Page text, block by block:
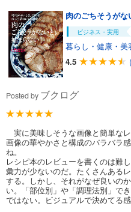
肉のごちそうがな
ビジネス・実用
暮らし・健康・美
4.5
Posted by ブクログ
実に美味しそうな画像と簡単なレ
画像の華やかさと構成のバラバラ
ね。
レシピ本のレビューを書くのは難
彙力が少ないのだ。たくさんある
する。しかし、それがなぜ良いの
い。「部位別」や「調理法別」で
ではない。ビジュアルで決めてる感